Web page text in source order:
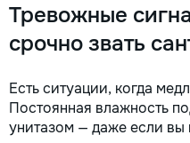
de pe șantier, iar dacă
și verifica desfășurarea
comunicațiilor ascunse
de tencuială fotografiem și
măsurăm instalația
țevile și toate comunicațiile
Тревожные
срочно звать
Есть ситуации, когда
Постоянная влажность
унитазом — даже если